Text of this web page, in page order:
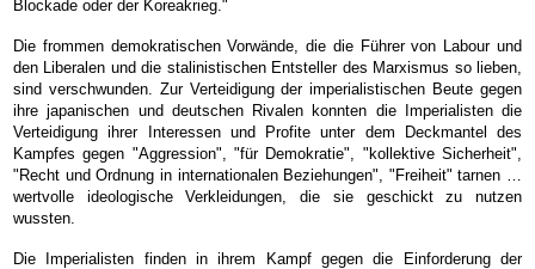
Blockade oder der Koreakrieg."
Die frommen demokratischen Vorwände, die die Führer von Labour und
den Liberalen und die stalinistischen Entsteller des Marxismus so lieben,
sind verschwunden. Zur Verteidigung der imperialistischen Beute gegen
ihre japanischen und deutschen Rivalen konnten die Imperialisten die
Verteidigung ihrer Interessen und Profite unter dem Deckmantel des
Kampfes gegen "Aggression", "für Demokratie", "kollektive Sicherheit",
"Recht und Ordnung in internationalen Beziehungen", "Freiheit" tarnen …
wertvolle ideologische Verkleidungen, die sie geschickt zu nutzen
wussten.
Die Imperialisten finden in ihrem Kampf gegen die Einforderung der